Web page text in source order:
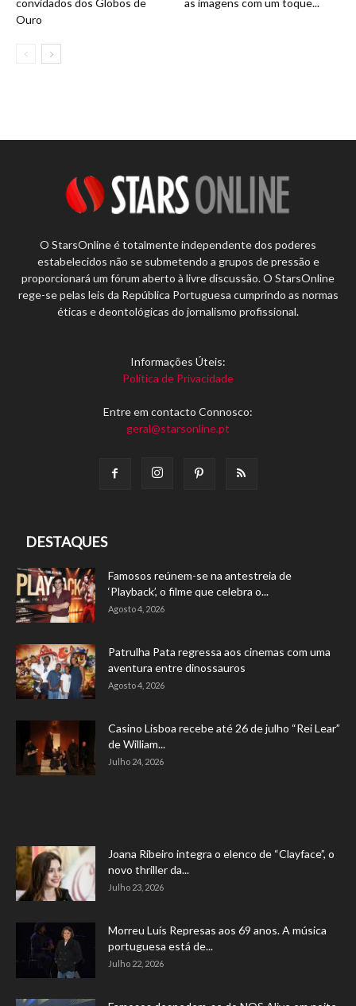
convidados dos Globos de
Ouro
as imagens com um toque...
O StarsOnline é totalmente independente dos poderes
estabelecidos não se submetendo a grupos de pressão e
proporcionará um fórum aberto à livre discussão. O StarsOnline
rege-se pelas leis da República Portuguesa cumprindo as normas
éticas e deontológicas do jornalismo profissional.
Informações Úteis:
Política de Privacidade
Entre em contacto Connosco:
geral@starsonline.pt
DESTAQUES
Famosos reúnem-se na antestreia de
‘Playback’, o filme que celebra o...
Agosto 4, 2026
Patrulha Pata regressa aos cinemas com uma
aventura entre dinossauros
Agosto 4, 2026
Casino Lisboa recebe até 26 de julho “Rei Lear”
de William...
Julho 24, 2026
Joana Ribeiro integra o elenco de “Clayface”, o
novo thriller da...
Julho 23, 2026
Morreu Luís Represas aos 69 anos. A música
portuguesa está de...
Julho 22, 2026